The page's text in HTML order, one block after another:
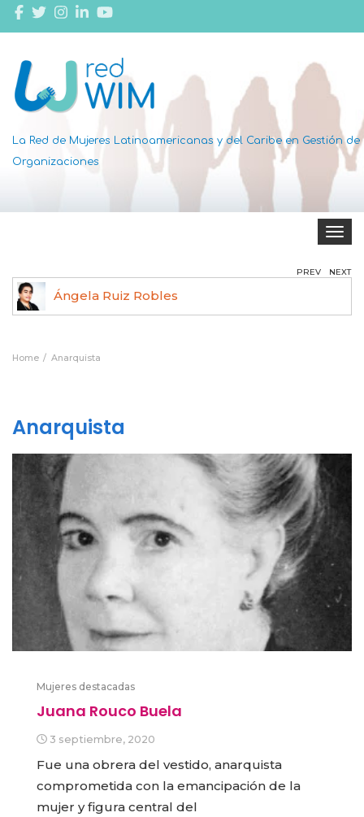
La Red de Mujeres Latinoamericanas y del Caribe en Gestión de
Organizaciones
Toggle
Ángela Ruiz Robles
PREV NEXT
Home Anarquista
Anarquista
Mujeres destacadas
Juana Rouco Buela
3 septiembre, 2020
Fue una obrera del vestido, anarquista
comprometida con la emancipación de la
mujer y figura central del